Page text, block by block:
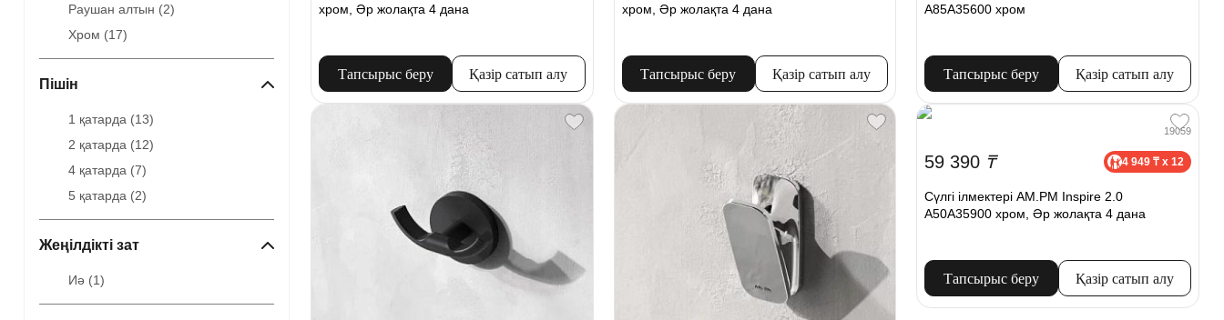
Раушан алтын (2)
Хром (17)
Пішін
1 қатарда (13)
2 қатарда (12)
4 қатарда (7)
5 қатарда (2)
Жеңілдікті зат
Иә (1)
хром, Әр жолақта 4 дана
Тапсырыс беру Қазір сатып алу
хром, Әр жолақта 4 дана
Тапсырыс беру Қазір сатып алу
A85A35600 хром
Тапсырыс беру Қазір сатып алу
19059
59 390 ₸ 4 949 ₸ x 12
Сүлгі ілмектері AM.PM Inspire 2.0
A50A35900 хром, Әр жолақта 4 дана
Тапсырыс беру Қазір сатып алу